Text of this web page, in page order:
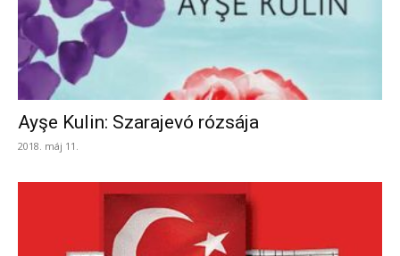
Ayşe Kulin: Szarajevó rózsája
2018. máj 11.